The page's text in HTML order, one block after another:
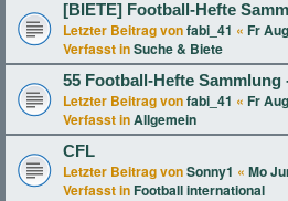
[BIETE] Football-Hefte
Letzter Beitrag vonfabi_41 « Fr
Verfasst inSuche & Biete
55 Football-Hefte Sammlung
Letzter Beitrag vonfabi_41 « Fr
Verfasst inAllgemein
CFL
Letzter Beitrag vonSonny1 « Mo
Verfasst in Football international